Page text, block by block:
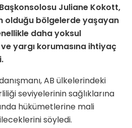
Juliane Kokott,
olduğu bölgelerde yaşayan
daha yoksul
yargı korumasına ihtiyaç
AB ülkelerindeki
seviyelerinin sağlıklarına
hükümetlerine mali
söyledi.